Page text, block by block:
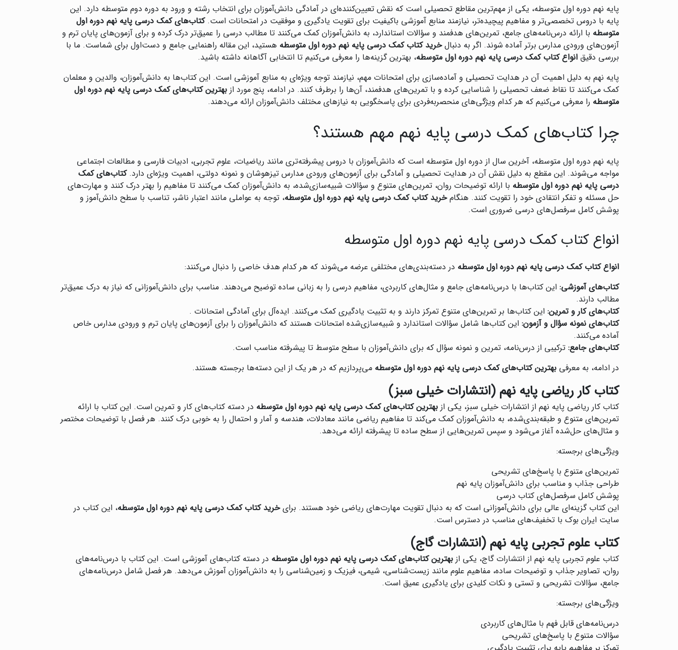
پایه نهم دوره اول متوسطه، یکی از مهم‌ترین مقاطع تحصیلی است که نقش تعیین‌کننده‌ای در آمادگی دانش‌آموزان برای انتخاب رشته و ورود به دوره دوم متوسطه دارد. این
پایه با دروس تخصصی‌تر و مفاهیم پیچیده‌تر، نیازمند منابع آموزشی باکیفیت برای تقویت یادگیری و موفقیت در امتحانات است.کتاب‌های کمک درسی پایه نهم دوره اول
متوسطه با ارائه درس‌نامه‌های جامع، تمرین‌های هدفمند و سؤالات استاندارد، به دانش‌آموزان کمک می‌کنند تا مطالب درسی را عمیق‌تر درک کرده و برای آزمون‌های پایان ترم و
آزمون‌های ورودی مدارس برتر آماده شوند. اگر به دنبالخرید کتاب کمک درسی پایه نهم دوره اول متوسطه هستید، این مقاله راهنمایی جامع و دست‌اول برای شماست. ما با
بررسی دقیق انواع کتاب کمک درسی پایه نهم دوره اول متوسطه، بهترین گزینه‌ها را معرفی می‌کنیم تا انتخابی آگاهانه داشته باشید.
پایه نهم به دلیل اهمیت آن در هدایت تحصیلی و آماده‌سازی برای امتحانات مهم، نیازمند توجه ویژه‌ای به منابع آموزشی است. این کتاب‌ها به دانش‌آموزان، والدین و معلمان
کمک می‌کنند تا نقاط ضعف تحصیلی را شناسایی کرده و با تمرین‌های هدفمند، آن‌ها را برطرف کنند. در ادامه، پنج مورد از بهترین کتاب‌های کمک درسی پایه نهم دوره اول
متوسطه را معرفی می‌کنیم که هر کدام ویژگی‌های منحصربه‌فردی برای پاسخگویی به نیازهای مختلف دانش‌آموزان ارائه می‌دهند.
چرا کتاب‌های کمک درسی پایه نهم مهم هستند؟
پایه نهم دوره اول متوسطه، آخرین سال از دوره اول متوسطه است که دانش‌آموزان با دروس پیشرفته‌تری مانند ریاضیات، علوم تجربی، ادبیات فارسی و مطالعات اجتماعی
مواجه می‌شوند. این مقطع به دلیل نقش آن در هدایت تحصیلی و آمادگی برای آزمون‌های ورودی مدارس تیزهوشان و نمونه دولتی، اهمیت ویژه‌ای دارد.کتاب‌های کمک
درسی پایه نهم دوره اول متوسطه با ارائه توضیحات روان، تمرین‌های متنوع و سؤالات شبیه‌سازی‌شده، به دانش‌آموزان کمک می‌کنند تا مفاهیم را بهتر درک کنند و مهارت‌های
حل مسئله و تفکر انتقادی خود را تقویت کنند. هنگامخرید کتاب کمک درسی پایه نهم دوره اول متوسطه، توجه به عواملی مانند اعتبار ناشر، تناسب با سطح دانش‌آموز و
پوشش کامل سرفصل‌های درسی ضروری است.
انواع کتاب کمک درسی پایه نهم دوره اول متوسطه
انواع کتاب کمک درسی پایه نهم دوره اول متوسطه در دسته‌بندی‌های مختلفی عرضه می‌شوند که هر کدام هدف خاصی را دنبال می‌کنند:
کتاب‌های آموزشی: این کتاب‌ها با درس‌نامه‌های جامع و مثال‌های کاربردی، مفاهیم درسی را به زبانی ساده توضیح می‌دهند. مناسب برای دانش‌آموزانی که نیاز به درک عمیق‌تر
مطالب دارند.
کتاب‌های کار و تمرین: این کتاب‌ها بر تمرین‌های متنوع تمرکز دارند و به تثبیت یادگیری کمک می‌کنند. ایده‌آل برای آمادگی امتحانات .
کتاب‌های نمونه سؤال و آزمون: این کتاب‌ها شامل سؤالات استاندارد و شبیه‌سازی‌شده امتحانات هستند که دانش‌آموزان را برای آزمون‌های پایان ترم و ورودی مدارس خاص
آماده می‌کنند.
کتاب‌های جامع: ترکیبی از درس‌نامه، تمرین و نمونه سؤال که برای دانش‌آموزان با سطح متوسط تا پیشرفته مناسب است.
در ادامه، به معرفی بهترین کتاب‌های کمک درسی پایه نهم دوره اول متوسطه می‌پردازیم که در هر یک از این دسته‌ها برجسته هستند.
کتاب کار ریاضی پایه نهم (انتشارات خیلی سبز)
کتاب کار ریاضی پایه نهم از انتشارات خیلی سبز، یکی از بهترین کتاب‌های کمک درسی پایه نهم دوره اول متوسطه در دسته کتاب‌های کار و تمرین است. این کتاب با ارائه
تمرین‌های متنوع و طبقه‌بندی‌شده، به دانش‌آموزان کمک می‌کند تا مفاهیم ریاضی مانند معادلات، هندسه و آمار و احتمال را به خوبی درک کنند. هر فصل با توضیحات مختصر
و مثال‌های حل‌شده آغاز می‌شود و سپس تمرین‌هایی از سطح ساده تا پیشرفته ارائه می‌دهد.
ویژگی‌های برجسته:
تمرین‌های متنوع با پاسخ‌های تشریحی
طراحی جذاب و مناسب برای دانش‌آموزان پایه نهم
پوشش کامل سرفصل‌های کتاب درسی
این کتاب گزینه‌ای عالی برای دانش‌آموزانی است که به دنبال تقویت مهارت‌های ریاضی خود هستند. برایخرید کتاب کمک درسی پایه نهم دوره اول متوسطه، این کتاب در
سایت ایران بوک با تخفیف‌های مناسب در دسترس است.
کتاب علوم تجربی پایه نهم (انتشارات گاج)
کتاب علوم تجربی پایه نهم از انتشارات گاج، یکی از بهترین کتاب‌های کمک درسی پایه نهم دوره اول متوسطه در دسته کتاب‌های آموزشی است. این کتاب با درس‌نامه‌های
روان، تصاویر جذاب و توضیحات ساده، مفاهیم علوم مانند زیست‌شناسی، شیمی، فیزیک و زمین‌شناسی را به دانش‌آموزان آموزش می‌دهد. هر فصل شامل درس‌نامه‌های
جامع، سؤالات تشریحی و تستی و نکات کلیدی برای یادگیری عمیق است.
ویژگی‌های برجسته:
درس‌نامه‌های قابل فهم با مثال‌های کاربردی
سؤالات متنوع با پاسخ‌های تشریحی
تمرکز بر مفاهیم پایه برای تثبیت یادگیری